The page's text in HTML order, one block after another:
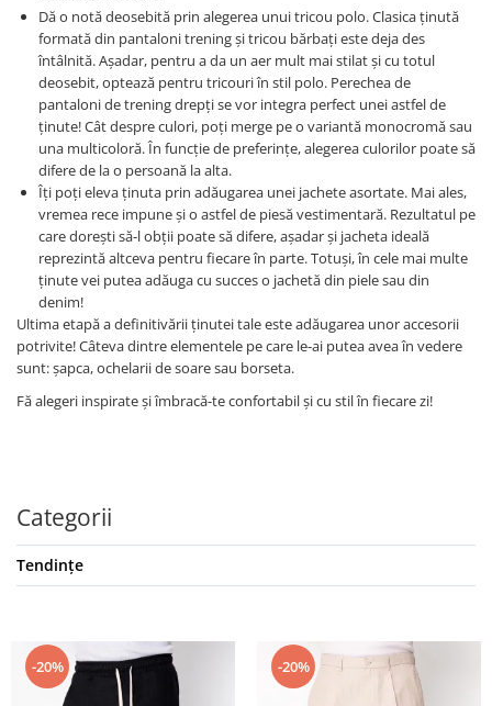
Dă o notă deosebită prin alegerea unui tricou polo. Clasica ținută
formată din pantaloni trening și tricou bărbați este deja des
întâlnită. Așadar, pentru a da un aer mult mai stilat și cu totul
deosebit, optează pentru tricouri în stil polo. Perechea de
pantaloni de trening drepți se vor integra perfect unei astfel de
ținute! Cât despre culori, poți merge pe o variantă monocromă sau
una multicoloră. În funcție de preferințe, alegerea culorilor poate să
difere de la o persoană la alta.
Îți poți eleva ținuta prin adăugarea unei jachete asortate. Mai ales,
vremea rece impune și o astfel de piesă vestimentară. Rezultatul pe
care dorești să-l obții poate să difere, așadar și jacheta ideală
reprezintă altceva pentru fiecare în parte. Totuși, în cele mai multe
ținute vei putea adăuga cu succes o jachetă din piele sau din
denim!
Ultima etapă a definitivării ținutei tale este adăugarea unor accesorii
potrivite! Câteva dintre elementele pe care le-ai putea avea în vedere
sunt: șapca, ochelarii de soare sau borseta.
Fă alegeri inspirate și îmbracă-te confortabil și cu stil în fiecare zi!
Categorii
Tendințe
-20% -20%